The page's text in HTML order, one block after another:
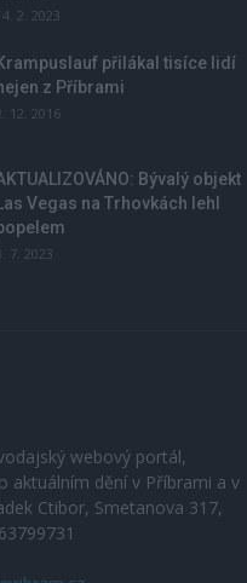
14. 2. 2023
přilákal tisíce lidí
z Příbrami
12. 2016
Bývalý objekt
Vegas na Trhovkách lehl
7. 2023
webový portál,
aktuálním dění v Příbrami a v
Ctibor, Smetanova 317,